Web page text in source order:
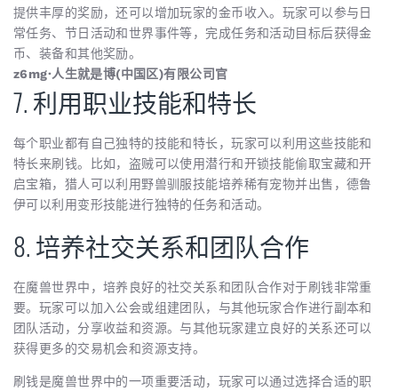
提供丰厚的奖励，还可以增加玩家的金币收入。玩家可以参与日
常任务、节日活动和世界事件等，完成任务和活动目标后获得金
币、装备和其他奖励。
z6mg·人生就是博(中国区)有限公司官
7. 利用职业技能和特长
每个职业都有自己独特的技能和特长，玩家可以利用这些技能和
特长来刷钱。比如，盗贼可以使用潜行和开锁技能偷取宝藏和开
启宝箱，猎人可以利用野兽驯服技能培养稀有宠物并出售，德鲁
伊可以利用变形技能进行独特的任务和活动。
8. 培养社交关系和团队合作
在魔兽世界中，培养良好的社交关系和团队合作对于刷钱非常重
要。玩家可以加入公会或组建团队，与其他玩家合作进行副本和
团队活动，分享收益和资源。与其他玩家建立良好的关系还可以
获得更多的交易机会和资源支持。
刷钱是魔兽世界中的一项重要活动，玩家可以通过选择合适的职